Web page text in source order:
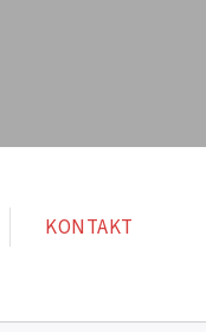
KONTAKT